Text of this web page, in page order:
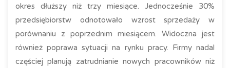
okres dłuższy niż trzy miesiące. Jednocześnie 30%
przedsiębiorstw odnotowało wzrost sprzedaży w
porównaniu z poprzednim miesiącem. Widoczna jest
również poprawa sytuacji na rynku pracy. Firmy nadal
częściej planują zatrudnianie nowych pracowników niż